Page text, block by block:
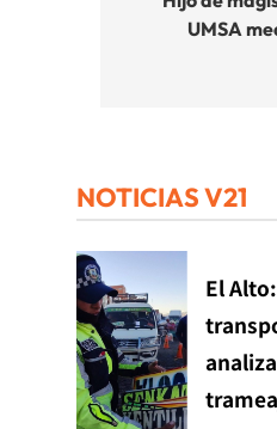
entradas
UMSA
NOTICIAS V21
El